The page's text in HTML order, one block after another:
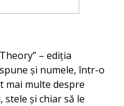
– ediția
și numele, într-o
mai multe despre
stele și chiar să le